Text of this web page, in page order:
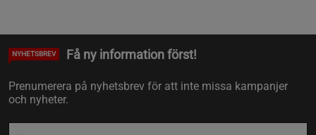
NYHETSBREV Få ny information först!
Prenumerera på nyhetsbrev för att inte missa kampanjer
och nyheter.